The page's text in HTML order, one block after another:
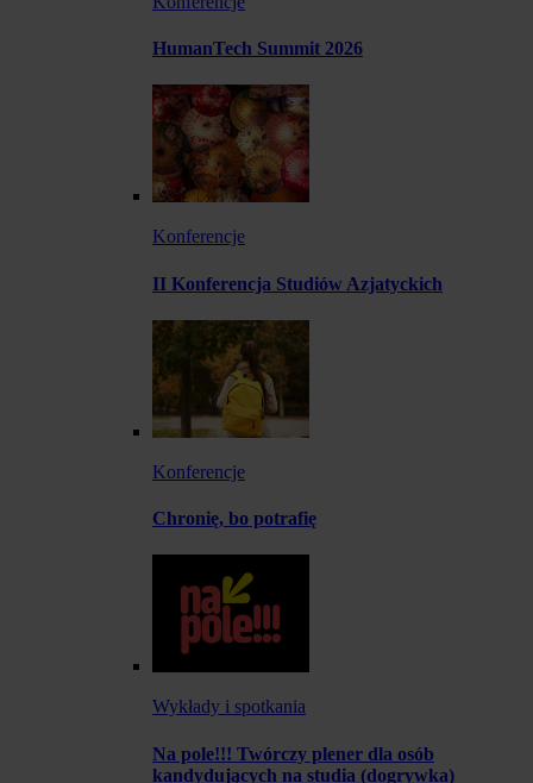
HumanTech Summit 2026
Konferencje
II Konferencja Studiów Azjatyckich
Konferencje
Chronię, bo potrafię
Wykłady i spotkania
Na pole!!! Twórczy plener dla osób
kandydujących na studia (dogrywka)